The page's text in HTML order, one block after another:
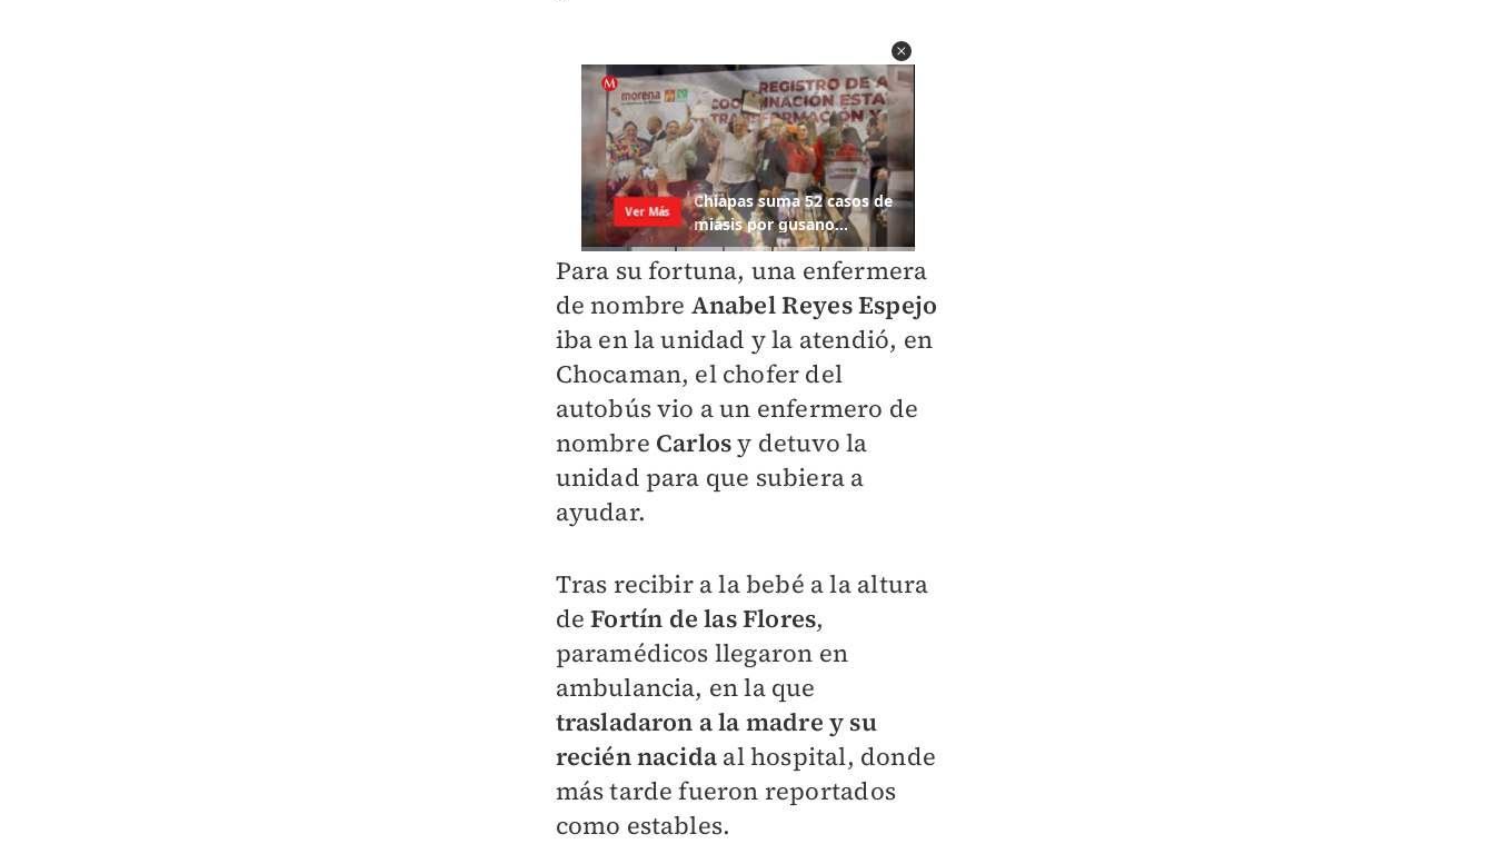
Para su fortuna, una enfermera
de nombre Anabel Reyes Espejo
iba en la unidad y la atendió, en
Chocaman, el chofer del
autobús vio a un enfermero de
nombre Carlosy detuvo la
unidad para que subiera a
ayudar.
Tras recibir a la bebé a la altura
deFortín de las Flores,
paramédicos llegaron en
ambulancia, en la que
trasladaron a la madre y su
recién nacida al hospital, donde
más tarde fueron reportados
como estables.